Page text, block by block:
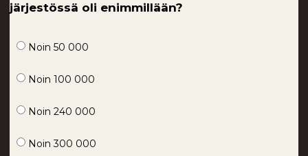
järjestössä oli enimmillään?
Noin 50 000
Noin 100 000
Noin 240 000
Noin 300 000